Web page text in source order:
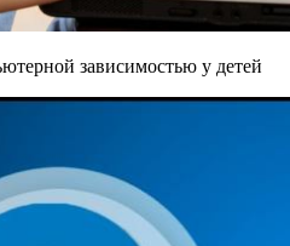
зависимостью у детей